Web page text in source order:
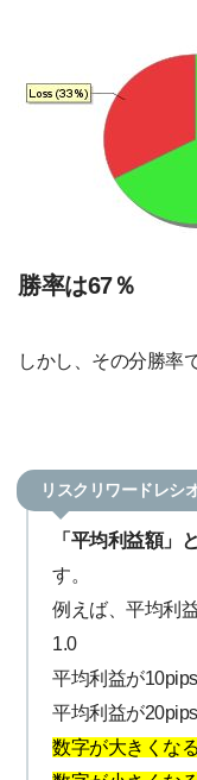
勝率は67％
しかし、その分勝率
リスクリワードレシ
「平均利益額」
す。
例えば、平均利
1.0
平均利益が
平均利益が
数字が大きくな